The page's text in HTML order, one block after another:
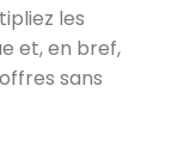
les
et, en bref,
sans